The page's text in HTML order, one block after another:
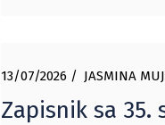
13/07/2026 JASMINA
Zapisnik sa 35.